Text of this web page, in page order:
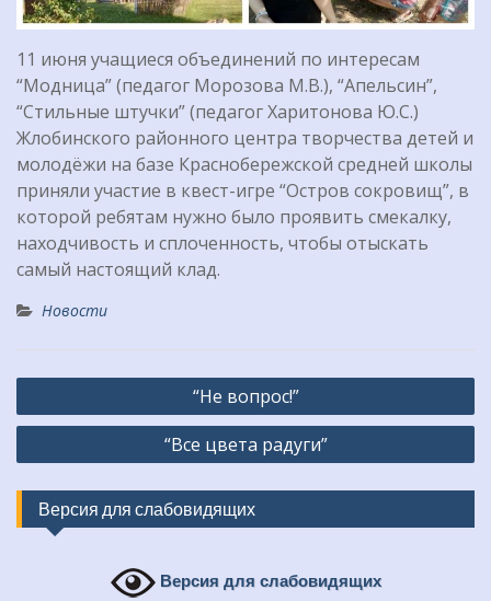
11 июня учащиеся объединений по интересам
“Модница” (педагог Морозова М.В.), “Апельсин”,
“Стильные штучки” (педагог Харитонова Ю.С.)
Жлобинского районного центра творчества детей и
молодёжи на базе Краснобережской средней школы
приняли участие в квест-игре “Остров сокровищ”, в
которой ребятам нужно было проявить смекалку,
находчивость и сплоченность, чтобы отыскать
самый настоящий клад.
Новости
Навигация
по
“Не вопрос!”
“Все цвета радуги”
Версия для слабовидящих
Версия для слабовидящих